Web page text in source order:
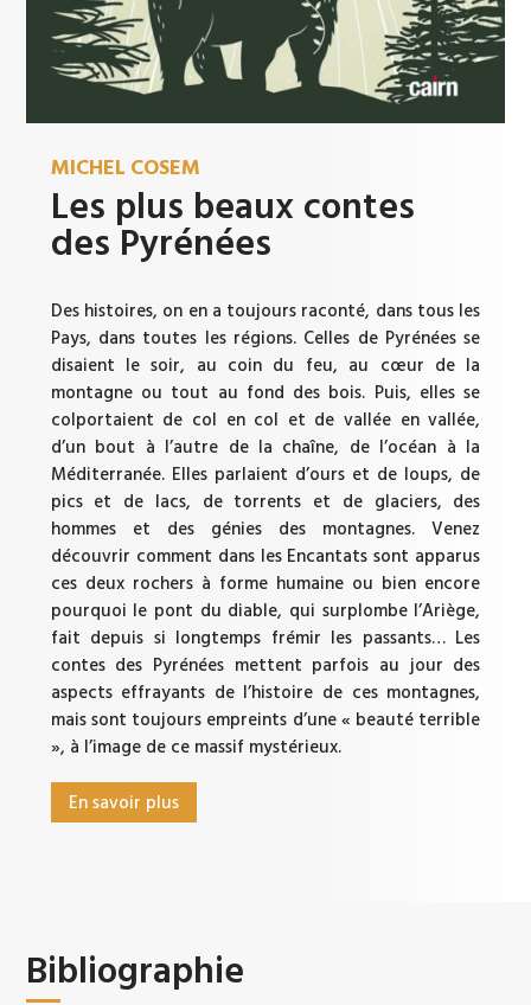
MICHEL COSEM
Les plus beaux contes
des Pyrénées
Des histoires, on en a toujours raconté, dans tous les
Pays, dans toutes les régions. Celles de Pyrénées se
disaient le soir, au coin du feu, au cœur de la
montagne ou tout au fond des bois. Puis, elles se
colportaient de col en col et de vallée en vallée,
d’un bout à l’autre de la chaîne, de l’océan à la
Méditerranée. Elles parlaient d’ours et de loups, de
pics et de lacs, de torrents et de glaciers, des
hommes et des génies des montagnes. Venez
découvrir comment dans les Encantats sont apparus
ces deux rochers à forme humaine ou bien encore
pourquoi le pont du diable, qui surplombe l’Ariège,
fait depuis si longtemps frémir les passants… Les
contes des Pyrénées mettent parfois au jour des
aspects effrayants de l’histoire de ces montagnes,
mais sont toujours empreints d’une « beauté terrible
», à l’image de ce massif mystérieux.
En savoir plus
Bibliographie